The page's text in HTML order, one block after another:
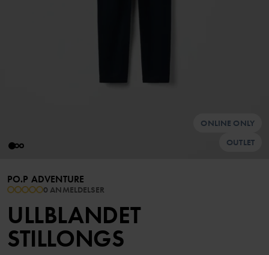
ONLINE ONLY
OUTLET
PO.P ADVENTURE
0 ANMELDELSER
ULLBLANDET
STILLONGS